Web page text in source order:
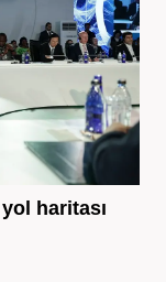
haritası